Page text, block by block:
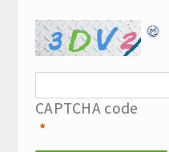
CAPTCHA code
*